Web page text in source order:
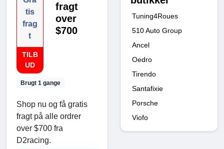
tis
frag
t
TILB
UD
Brugt 1 gange
fragt
over
$700
Shop nu og få gratis
fragt på alle ordrer
over $700 fra
D2racing.
Tuning4Roues
510 Auto Group
Ancel
Oedro
Tirendo
Santafixie
Porsche
Viofo